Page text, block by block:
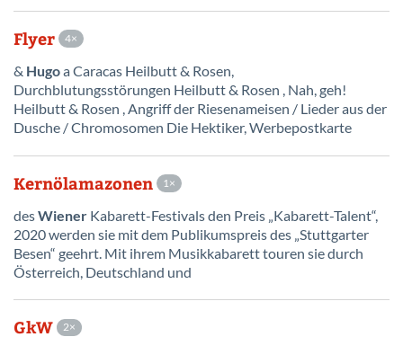
Flyer 4
& Hugoa Caracas Heilbutt & Rosen,
Durchblutungsstörungen Heilbutt & Rosen , Nah, geh!
Heilbutt & Rosen , Angriff der Riesenameisen / Lieder aus der
Dusche / Chromosomen Die Hektiker, Werbepostkarte
Kernölamazonen 1
desWiener Kabarett-Festivals den Preis „Kabarett-Talent“,
2020 werden sie mit dem Publikumspreis des „Stuttgarter
Besen“ geehrt. Mit ihrem Musikkabarett touren sie durch
Österreich, Deutschland und
GkW 2